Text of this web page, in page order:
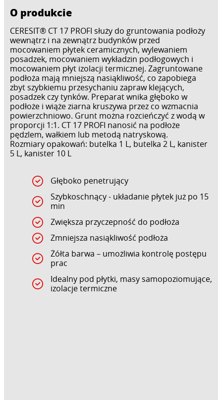
O produkcie
CERESIT® CT 17 PROFI służy do gruntowania podłoży
wewnątrz i na zewnątrz budynków przed
mocowaniem płytek ceramicznych, wylewaniem
posadzek, mocowaniem wykładzin podłogowych i
mocowaniem płyt izolacji termicznej. Zagruntowane
podłoża mają mniejszą nasiąkliwość, co zapobiega
zbyt szybkiemu przesychaniu zapraw klejących,
posadzek czy tynków. Preparat wnika głęboko w
podłoże i wiąże ziarna kruszywa przez co wzmacnia
powierzchniowo. Grunt można rozcieńczyć z wodą w
proporcji 1:1. CT 17 PROFI nanosić na podłoże
pędzlem, wałkiem lub metodą natryskową.
Rozmiary opakowań: butelka 1 L, butelka 2 L, kanister
5 L, kanister 10 L
Głęboko penetrujący
Szybkoschnący - układanie płytek już po 15
min
Zwiększa przyczepność do podłoża
Zmniejsza nasiąkliwość podłoża
Żółta barwa – umożliwia kontrolę postępu
prac
Idealny pod płytki, masy samopoziomujące,
izolacje termiczne